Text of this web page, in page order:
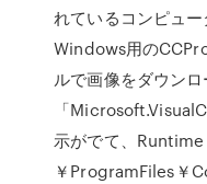
れているコンピュー
Windows用の
ルで画像をダウンロ
「
示がでて、
￥ProgramFiles￥